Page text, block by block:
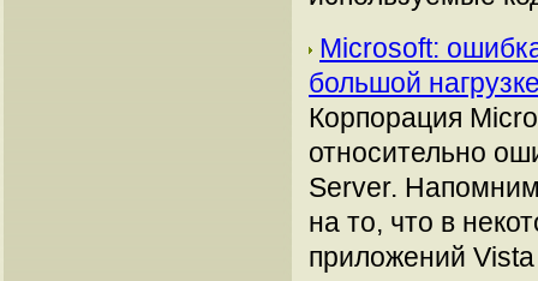
Microsoft:
большой
Корпорация
относительно
Server.
на то, что в
приложений